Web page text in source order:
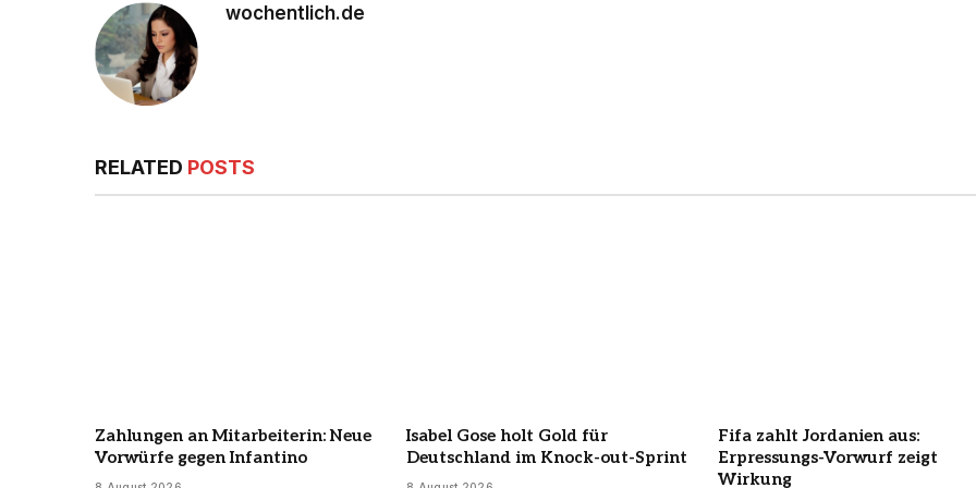
wochentlich.de
RELATED POSTS
Zahlungen an Mitarbeiterin: Neue
Vorwürfe gegen Infantino
Isabel Gose holt Gold für
Deutschland im Knock-out-Sprint
Fifa zahlt Jordanien aus:
Erpressungs-Vorwurf zeigt
Wirkung